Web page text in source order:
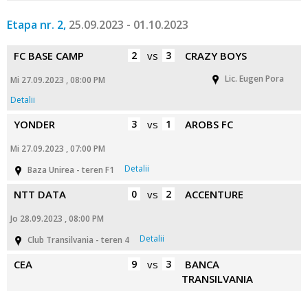
Etapa nr. 2, 25.09.2023 - 01.10.2023
FC BASE CAMP 2 vs 3 CRAZY BOYS
Mi 27.09.2023 , 08:00 PM
Lic. Eugen Pora
Detalii
YONDER 3 vs 1 AROBS FC
Mi 27.09.2023 , 07:00 PM
Baza Unirea - teren F1
Detalii
NTT DATA 0 vs 2 ACCENTURE
Jo 28.09.2023 , 08:00 PM
Club Transilvania - teren 4
Detalii
CEA 9 vs 3
BANCA
TRANSILVANIA